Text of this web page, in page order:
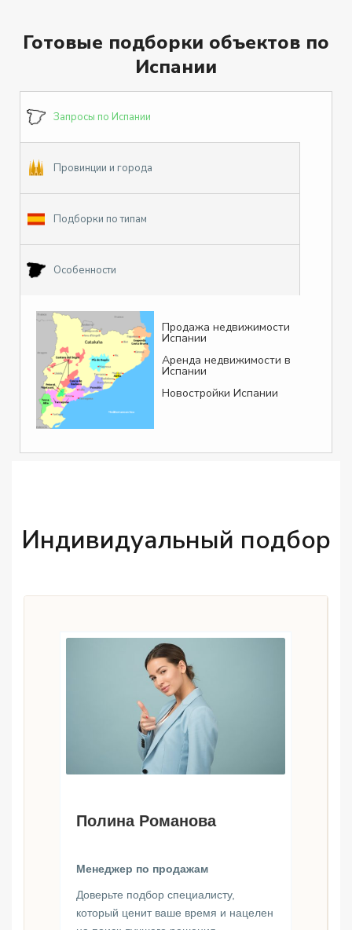
Готовые подборки объектов по
Испании
Запросы по Испании
Провинции и города
Подборки по типам
Особенности
Продажа недвижимости
Испании
Аренда недвижимости в
Испании
Новостройки Испании
Индивидуальный подбор
Полина Романова
Менеджер по продажам
Доверьте подбор специалисту,
который ценит ваше время и нацелен